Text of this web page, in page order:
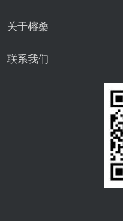
关于榕桑
联系我们